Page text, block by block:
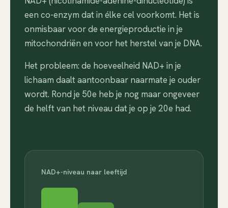
een co-enzym dat in élke cel voorkomt. Het is
onmisbaar voor de energieproductie in je
mitochondriën en voor het herstel van je DNA.
Het probleem: de hoeveelheid NAD+ in je
lichaam daalt aantoonbaar naarmate je ouder
wordt. Rond je 50e heb je nog maar ongeveer
de helft van het niveau dat je op je 20e had.
NAD+-niveau naar leeftijd